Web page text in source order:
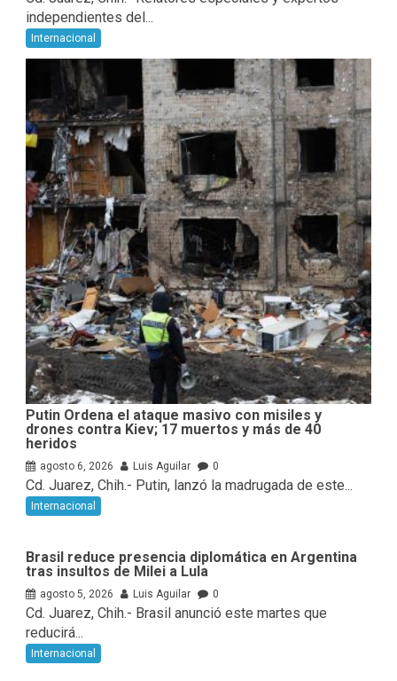
independientes del...
Internacional
Putin Ordena el ataque masivo con misiles y
drones contra Kiev; 17 muertos y más de 40
heridos
agosto 6, 2026 Luis Aguilar 0
Cd. Juarez, Chih.- Putin, lanzó la madrugada de este...
Internacional
Brasil reduce presencia diplomática en Argentina
tras insultos de Milei a Lula
agosto 5, 2026 Luis Aguilar 0
Cd. Juarez, Chih.- Brasil anunció este martes que
reducirá...
Internacional